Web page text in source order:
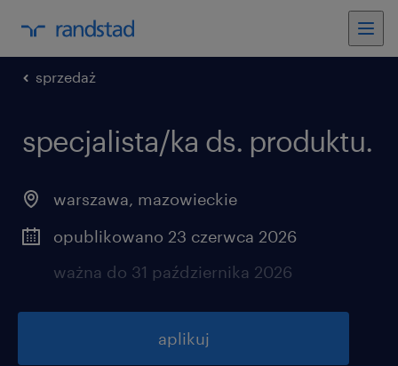
sprzedaż
specjalista/ka ds. produktu.
warszawa, mazowieckie
opublikowano 23 czerwca 2026
ważna do 31 października 2026
aplikuj